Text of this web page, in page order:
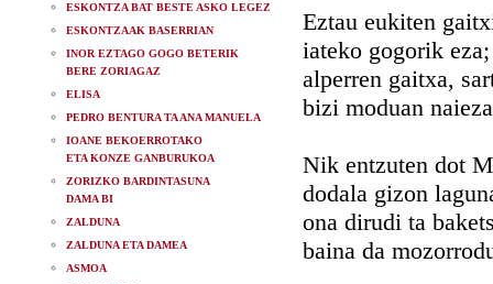
ESKONTZA BAT BESTE ASKO LEGEZ
ESKONTZAAK BASERRIAN
INOR EZTAGO GOGO BETERIK
BERE ZORIAGAZ
ELISA
PEDRO BENTURA TA ANA MANUELA
IOANE BEKOERROTAKO
ETA KONZE GANBURUKOA
ZORIZKO BARDINTASUNA
DAMA BI
ZALDUNA
ZALDUNA ETA DAMEA
ASMOA
Eztau eukiten
iateko gogorik eza;
alperren gaitxa,
bizi moduan
Nik entzuten dot
dodala gizon
ona dirudi ta
baina da